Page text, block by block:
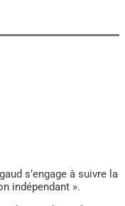
s’engage à suivre la
indépendant ».